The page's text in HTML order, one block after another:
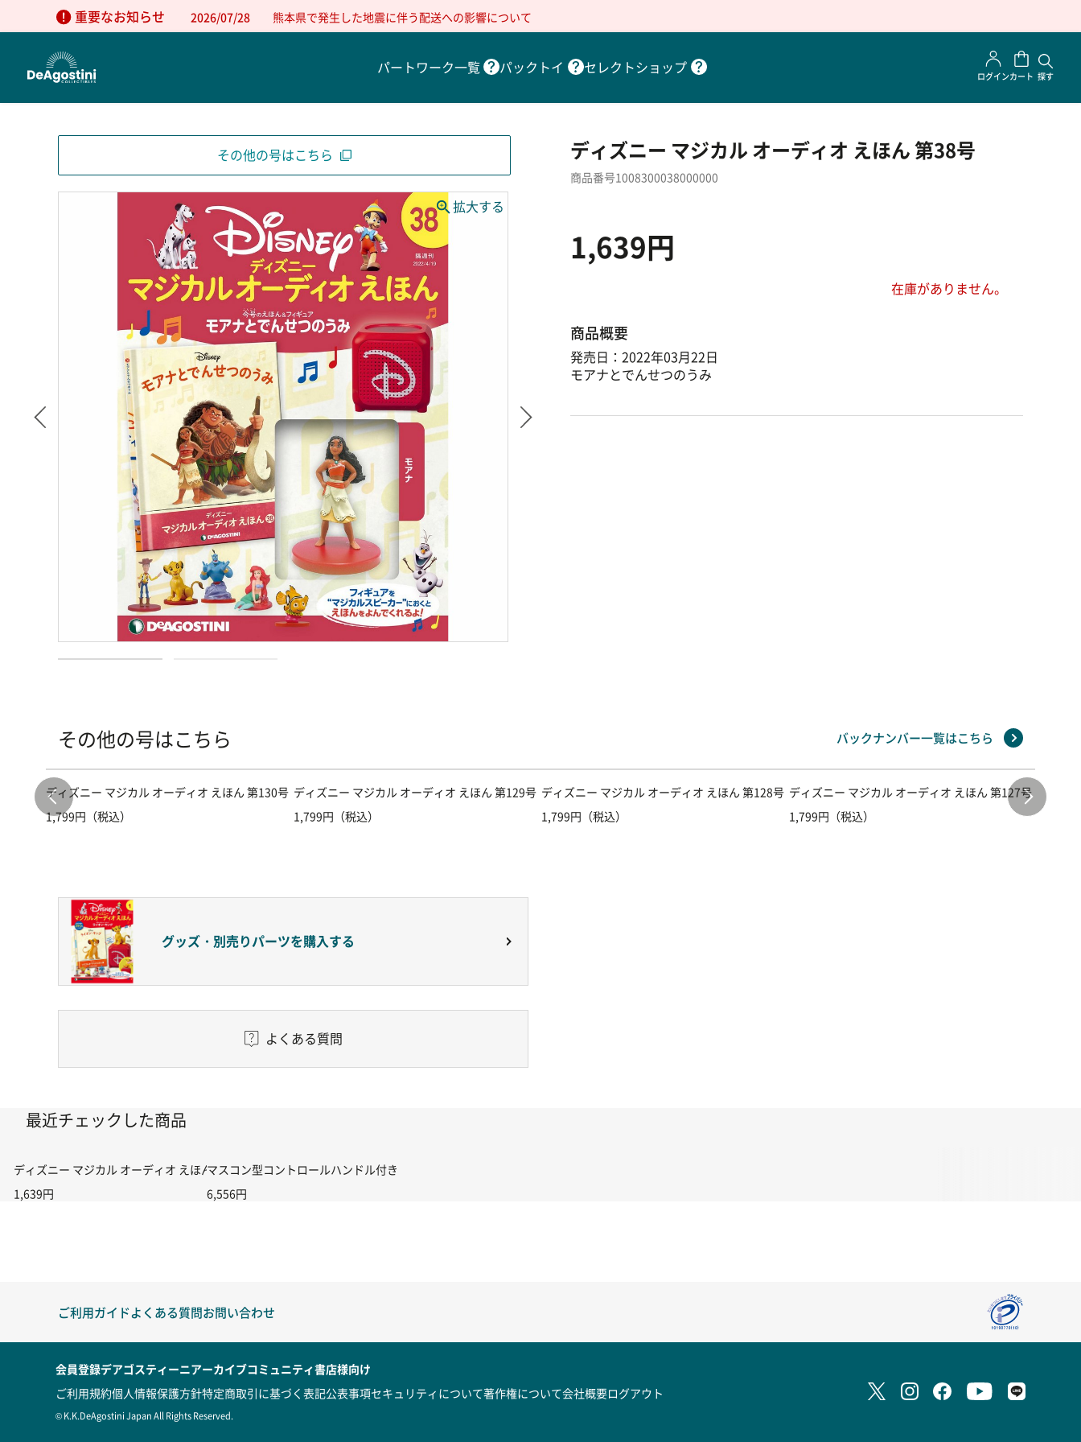
2026/07/28
重要なお知らせ 熊本県で発生した地震に伴う配送への影響について
パートワーク一覧 パックトイ セレクトショップ ログインカート 探す
その他の号はこちら ディズニー マジカル オーディオ えほん 第38号
商品番号1008300038000000
1,639円
在庫がありません。
商品概要
発売日：2022年03月22日
モアナとでんせつのうみ
その他の号はこちら
101号 ディズニー マジカル オーディオ えほん 第130号
1,799円（税込）
ディズニー マジカル オーディオ えほん 第129号
1,799円（税込）
ディズニー マジカル オーディオ えほん 第128号
1,799円（税込）
ディズニー マジカル オーディオ えほん 第127号
1,799円（税込）
ディズ
1,799円
バックナンバー一覧はこちら
グッズ・別売りパーツを購入する
よくある質問
最近チェックした商品
ディズニー マジカル オーディオ えほん 第38号
1,639円
マスコン型コントロールハンドル付き コントローラー＆ポイント切り替えスイッチRC-02/C002 /A062
6,556円
ご利用ガイドよくある質問お問い合わせ
会員登録デアゴスティーニアーカイブコミュニティ書店様向け
ご利用規約個人情報保護方針特定商取引に基づく表記公表事項セキュリティについて著作権について会社概要ログアウト
© K.K.DeAgostini Japan All Rights Reserved.